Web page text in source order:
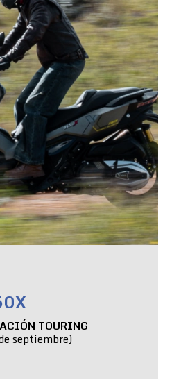
TOURING
septiembre)